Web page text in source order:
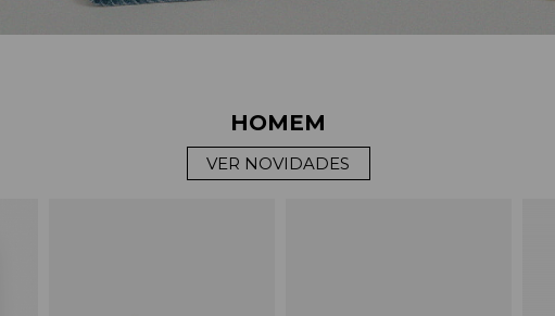
HOMEM
VER NOVIDADES